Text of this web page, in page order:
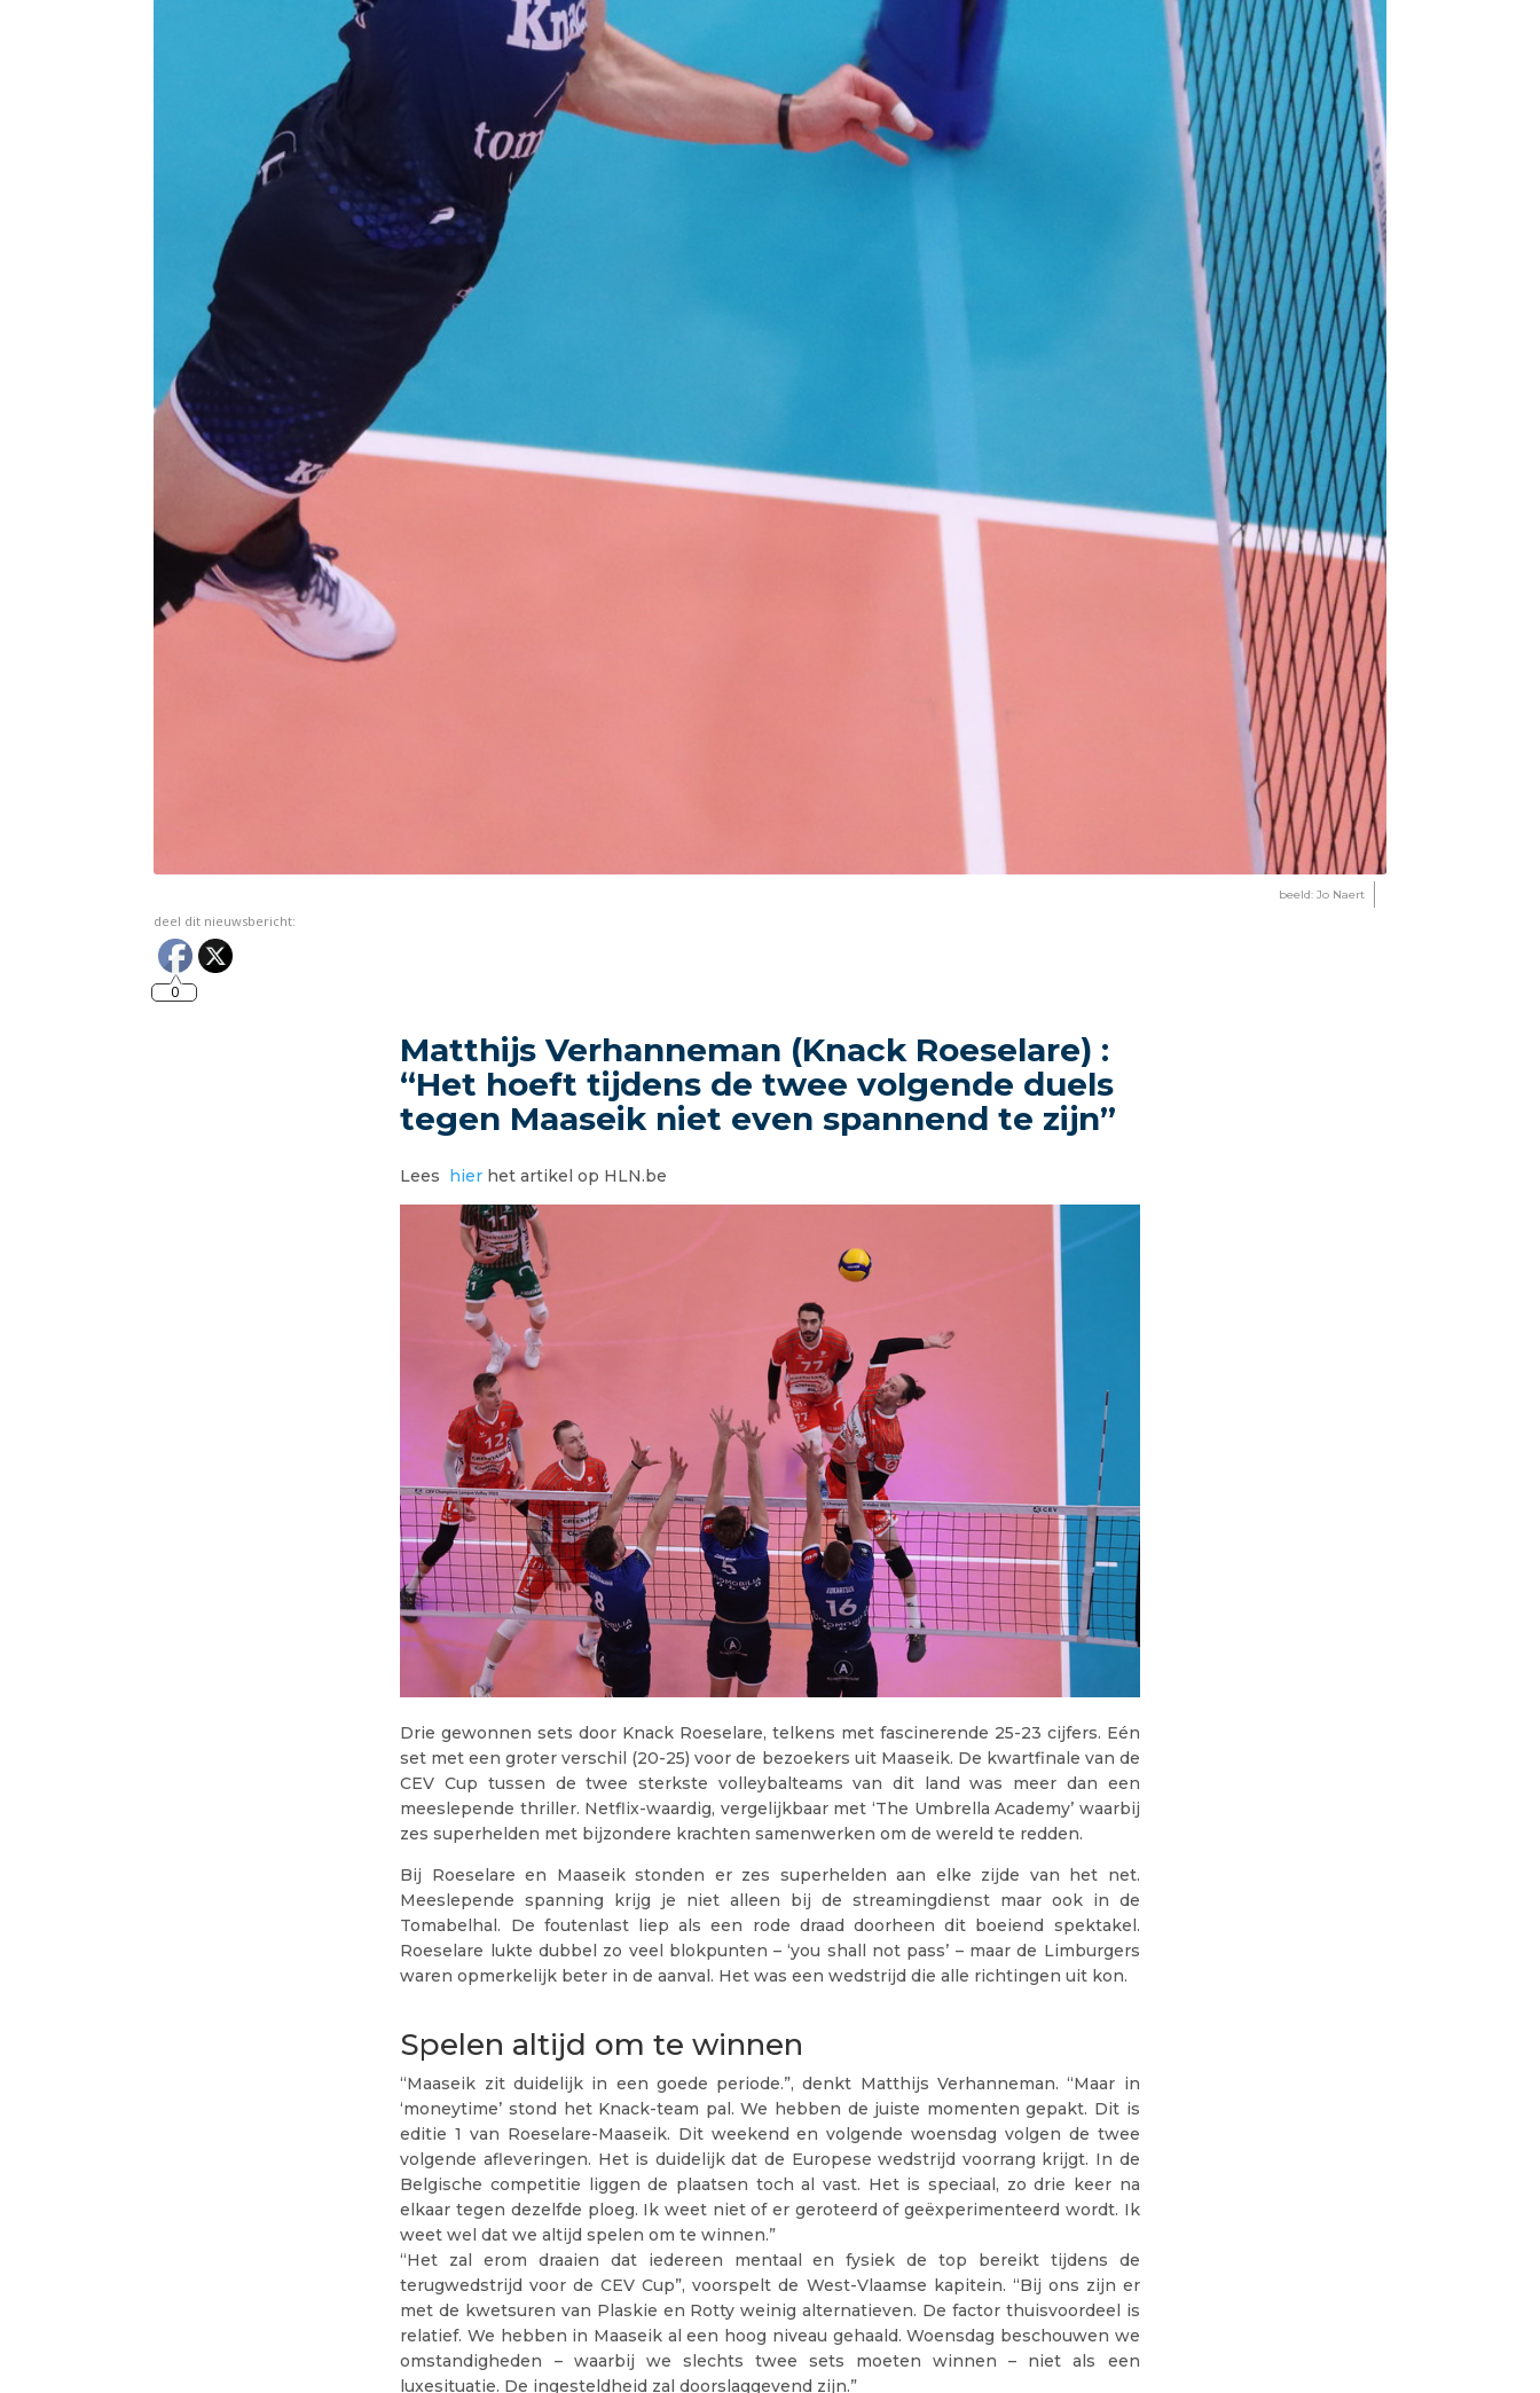
beeld: Jo Naert
deel dit nieuwsbericht:
0
Matthijs Verhanneman (Knack Roeselare) :
“Het hoeft tijdens de twee volgende duels
tegen Maaseik niet even spannend te zijn”
Lees hier het artikel op HLN.be
Drie gewonnen sets door Knack Roeselare, telkens met fascinerende 25-23 cijfers. Eén
set met een groter verschil (20-25) voor de bezoekers uit Maaseik. De kwartfinale van de
CEV Cup tussen de twee sterkste volleybalteams van dit land was meer dan een
meeslepende thriller. Netflix-waardig, vergelijkbaar met ‘The Umbrella Academy’ waarbij
zes superhelden met bijzondere krachten samenwerken om de wereld te redden.
Bij Roeselare en Maaseik stonden er zes superhelden aan elke zijde van het net.
Meeslepende spanning krijg je niet alleen bij de streamingdienst maar ook in de
Tomabelhal. De foutenlast liep als een rode draad doorheen dit boeiend spektakel.
Roeselare lukte dubbel zo veel blokpunten – ‘you shall not pass’ – maar de Limburgers
waren opmerkelijk beter in de aanval. Het was een wedstrijd die alle richtingen uit kon.
Spelen altijd om te winnen
“Maaseik zit duidelijk in een goede periode.”, denkt Matthijs Verhanneman. “Maar in
‘moneytime’ stond het Knack-team pal. We hebben de juiste momenten gepakt. Dit is
editie 1 van Roeselare-Maaseik. Dit weekend en volgende woensdag volgen de twee
volgende afleveringen. Het is duidelijk dat de Europese wedstrijd voorrang krijgt. In de
Belgische competitie liggen de plaatsen toch al vast. Het is speciaal, zo drie keer na
elkaar tegen dezelfde ploeg. Ik weet niet of er geroteerd of geëxperimenteerd wordt. Ik
weet wel dat we altijd spelen om te winnen.”
“Het zal erom draaien dat iedereen mentaal en fysiek de top bereikt tijdens de
terugwedstrijd voor de CEV Cup”, voorspelt de West-Vlaamse kapitein. “Bij ons zijn er
met de kwetsuren van Plaskie en Rotty weinig alternatieven. De factor thuisvoordeel is
relatief. We hebben in Maaseik al een hoog niveau gehaald. Woensdag beschouwen we
omstandigheden – waarbij we slechts twee sets moeten winnen – niet als een
luxesituatie. De ingesteldheid zal doorslaggevend zijn.”